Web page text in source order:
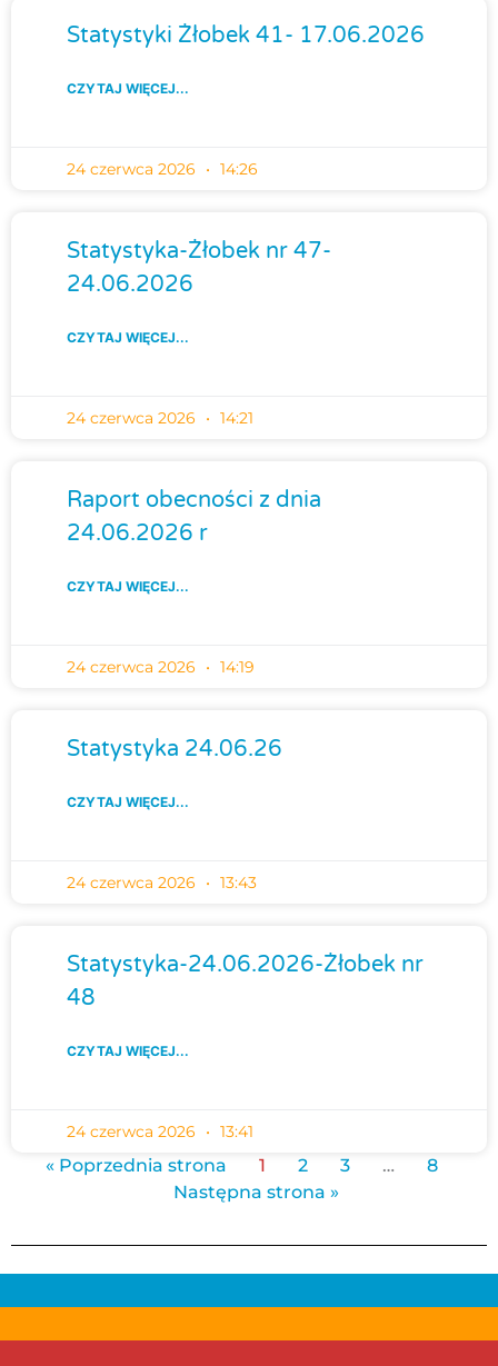
Statystyki Żłobek 41- 17.06.2026
CZYTAJ WIĘCEJ...
24 czerwca 2026 14:26
Statystyka-Żłobek nr 47-
24.06.2026
CZYTAJ WIĘCEJ...
24 czerwca 2026 14:21
Raport obecności z dnia
24.06.2026 r
CZYTAJ WIĘCEJ...
24 czerwca 2026 14:19
Statystyka 24.06.26
CZYTAJ WIĘCEJ...
24 czerwca 2026 13:43
Statystyka-24.06.2026-Żłobek nr
48
CZYTAJ WIĘCEJ...
24 czerwca 2026 13:41
« Poprzednia strona 1 2 3 …
8
Następna strona »